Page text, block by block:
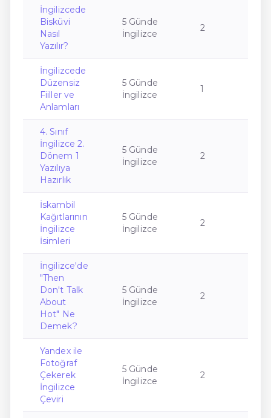
İngilizcede
Bisküvi
Nasıl
Yazılır?
5 Günde
İngilizce
2
İngilizcede
Düzensiz
Fiiller ve
Anlamları
5 Günde
İngilizce
1
4. Sınıf
İngilizce 2.
Dönem 1
Yazılıya
Hazırlık
5 Günde
İngilizce
2
İskambil
Kağıtlarının
İngilizce
İsimleri
5 Günde
İngilizce
2
İngilizce'de
"Then
Don't Talk
About
Hot" Ne
Demek?
5 Günde
İngilizce
2
Yandex ile
Fotoğraf
Çekerek
İngilizce
Çeviri
5 Günde
İngilizce
2